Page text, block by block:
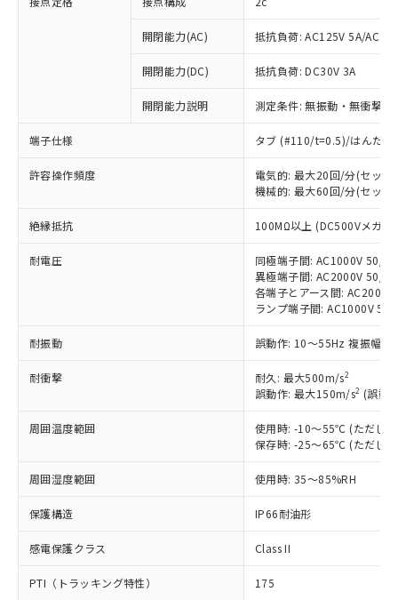
開閉能力(AC) 抵抗負荷: AC125V 5A/
開閉能力(DC) 抵抗負荷: DC30V 3A
開閉能力説明 測定条件: 無振動・無衝撃
端子仕様 タブ (#110/t=0.5)/はんだづ
許容操作頻度
電気的: 最大20回/分(セット
機械的: 最大60回/分(セット
絶縁抵抗 100MΩ以上 (DC500Vメガ)
耐電圧
同極端子間: AC1000V 50/
異極端子間: AC2000V 50/
各端子とアース間:
ランプ端子間: AC1000V
耐振動 誤動作: 10～55Hz 複振幅
耐衝撃 耐久: 最大500m/s2
誤動作: 最大150m/s2 (誤動
周囲温度範囲
使用時: -10～55℃ (ただし
保存時: -25～65℃ (ただし
周囲湿度範囲 使用時: 35～85%RH
保護構造 IP66耐油形
感電保護クラス Class II
PTI（トラッキング特性） 175
以下の条件をお読みいただき、同意のうえ
本サービスは、当社制御機器事業取扱
商品の当社在庫状況および標準価格
(税抜)を提供させていただくもので
当社制御機器事業取扱商品の中には、
本サービスの対象外となる商品もある
在庫状況および標準価格照会結果は、
記載している更新日時点での社内デー
タに基づき作成されるものであり、閲
覧された時点での実際の在庫および標
準価格とは異なる場合があることをご
了承ください。
※1 対応状況
対応済み：EU RoHS指令（10物質）の
す。
対応予定：EU RoHS指令（10物質）の非含
有に対応した製品に切り替える予定のある
対応予定なし：EU RoHS指令（10物質）の
非含有に非対応の商品で、対応品を出す予
調査・確認中：EU RoHS指令（10物質）の
非含有の対応状況を調査中または確認中の
非該当品：ライセンス料など無形物で、有
害物質有無と関係のない商品です。
仕入先様の事情により、非含有部品として
いたものが、含有品と判明した場合などや
むを得ず変更することがあります。
*EU RoHS指令（10物質）：
鉛(Pb) 1000ppm以下、 水銀(Hg) 1000ppm以下、 カド
ミウム(Cd) 100ppm以下、
(PBDE) 1000ppm以下、フタル酸ビス(2-エチルヘキシ
基準値以下であることを示します。
「×」：最大均質材料含有率が中国RoHSの
基準値を超えていることを示します。
「－」：未確認です。当社販売部門へお問
*中国RoHS10物質の基準値 (GB/T26572)：
Pb(鉛) :1000ppm、 Hg(水銀) : 1000ppm、 Cd(カドミウ
Cr(Ⅵ)(六価クロム) : 1000ppm、 PBBs(ポリ臭化ビフェ
ニル類) : 1000ppm、 PBDEs(ポリ臭化ジフェニルエーテ
当社は、これら貴社製品のうち、外国
為替および外国貿易法に定める商品
（以下｢規制貨物等」という）を輸出
または国外への提供する場合は、日本
国政府の輸出許可(または役務取引許
可)を取得するなどの必要な手続きを
とります。
号
○ 一定数以上の在庫あり